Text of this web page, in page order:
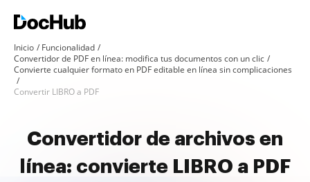
Inicio
Funcionalidad
Convertidor de PDF en línea: modifica tus documentos con un clic
Convierte cualquier formato en PDF editable en línea sin complicaciones
Convertir LIBRO a PDF
Convertidor de archivos en
línea: convierte LIBRO a PDF